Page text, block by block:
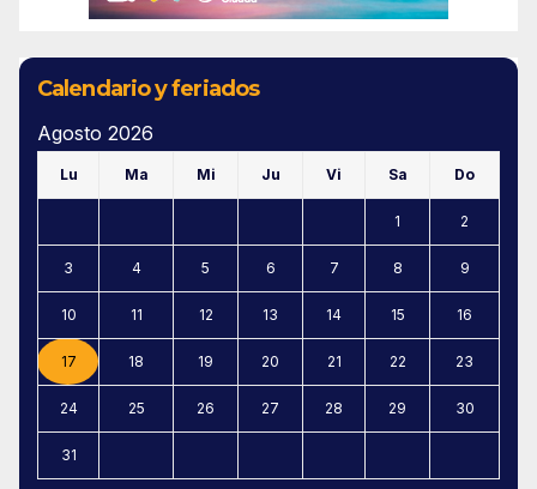
Calendario y feriados
Agosto 2026
Lu Ma Mi Ju Vi Sa Do
1 2
3 4 5 6 7 8 9
10 11 12 13 14 15 16
17 18 19 20 21 22 23
24 25 26 27 28 29 30
31